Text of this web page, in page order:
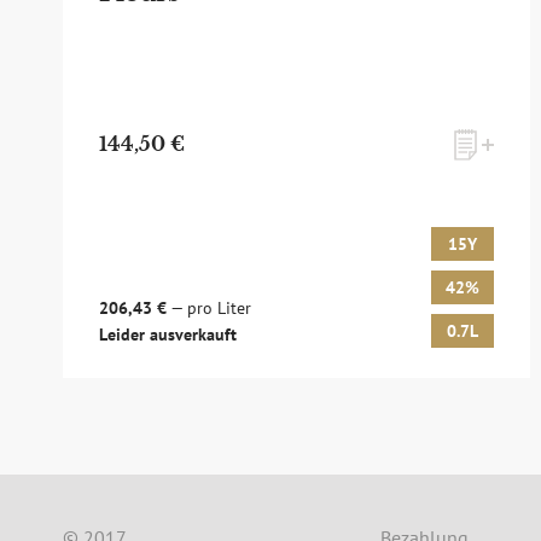
144,50 €
206,43 € — pro Liter
Leider ausverkauft
15Y
42%
0.7L
zum Newsletter anmelden
Möchten Sie ein für Newsletter-Abonnenten